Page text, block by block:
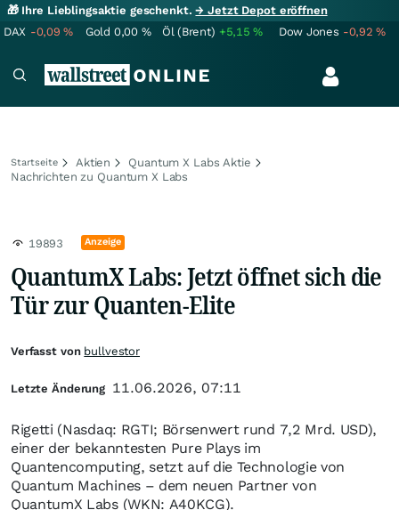
🎁 Ihre Lieblingsaktie geschenkt.→ Jetzt Depot eröffnen
DAX -0,09% Gold 0,00 % Öl (Brent) +5,15% Dow Jones -0,92%
Startseite Aktien
Quantum X Labs Aktie
Nachrichten zu Quantum X Labs
19893 Anzeige
QuantumX Labs: Jetzt öffnet sich die
Tür zur Quanten-Elite
Rigetti (Nasdaq: RGTI; Börsenwert rund 7,2 Mrd. USD),
einer der bekanntesten Pure Plays im
Quantencomputing, setzt auf die Technologie von
Quantum Machines – dem neuen Partner von
QuantumX Labs (WKN: A40KCG).
Verfasst von bullvestor
Letzte Änderung 11.06.2026, 07:11